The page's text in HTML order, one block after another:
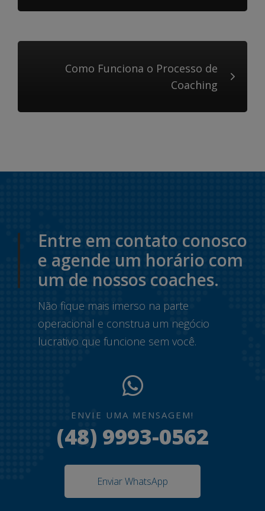
Como Funciona o Processo de
Coaching
Entre em contato conosco
e agende um horário com
um de nossos coaches.
Não fique mais imerso na parte
operacional e construa um negócio
lucrativo que funcione sem você.
ENVIE UMA MENSAGEM!
(48) 9993-0562
Enviar WhatsApp